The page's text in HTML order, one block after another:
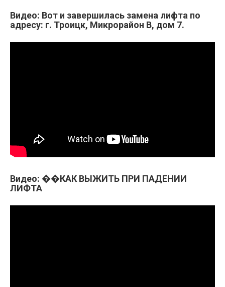
Видео: Вот и завершилась замена лифта по
адресу: г. Троицк, Микрорайон В, дом 7.
Видео: ��КАК ВЫЖИТЬ ПРИ ПАДЕНИИ
ЛИФТА